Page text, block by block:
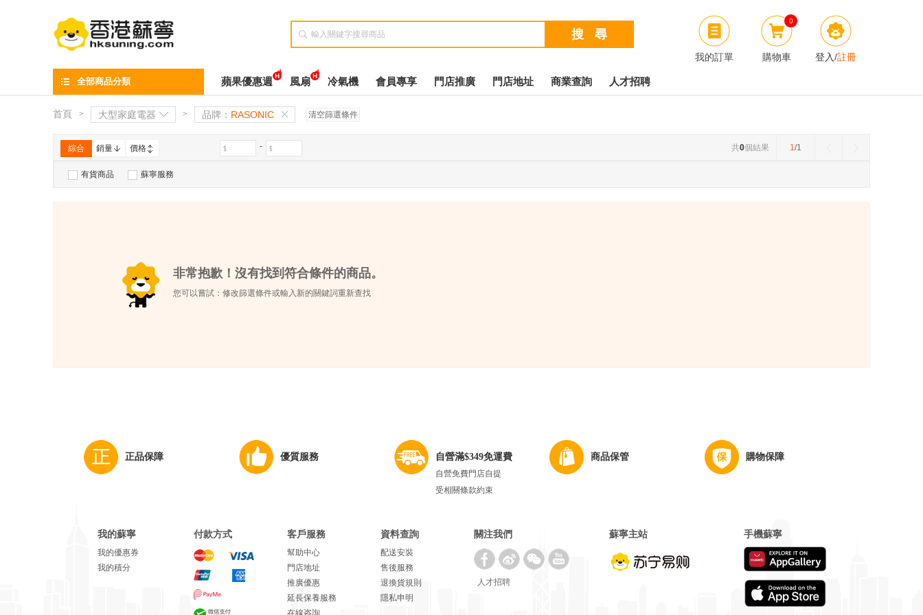
我的訂單
0
購物車 登入/註冊

全部商品分類 蘋果優惠週 風扇 冷氣機 會員專享 門店推廣 門店地址 商業查詢 人才招聘
首頁 > 大型家庭電器 > 品牌： RASONIC 清空篩選條件
綜合 銷量 價格 - 1/1
共0個結果
有貨商品 蘇寧服務
非常抱歉！沒有找到符合條件的商品。
您可以嘗試：修改篩選條件或輸入新的關鍵詞重新查找
正品保障 優質服務 自營滿$349免運費
自營免費門店自提
受相關條款約束
商品保管 購物保障
我的蘇寧
我的優惠券
我的積分
付款方式 客戶服務
幫助中心
門店地址
推廣優惠
延長保養服務
在線咨詢
資料查詢
配送安裝
售後服務
退換貨規則
隱私申明
關注我們
人才招聘
蘇寧主站 手機蘇寧